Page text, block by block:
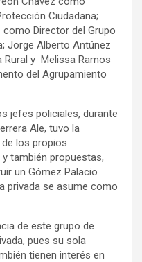
Ciudadana;
como Director del Grupo
Jorge Alberto Antúnez
Rural y Melissa Ramos
del Agrupamiento
jefes policiales, durante
Ale, tuvo la
los propios
también propuestas,
un Gómez Palacio
privada se asume como
de este grupo de
pues su sola
tienen interés en